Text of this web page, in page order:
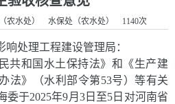
农水处） 水保处（农水处） 1140次
响处理工程建设管理局 ：
共和国水土保持法》和《生产建
法》（水利部令第53号）等有关
委于2025年9月 3日至5 日对河南省